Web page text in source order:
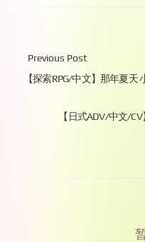
Previous Post
【探索RPG/中文】那年夏天
【日式ADV/中文/